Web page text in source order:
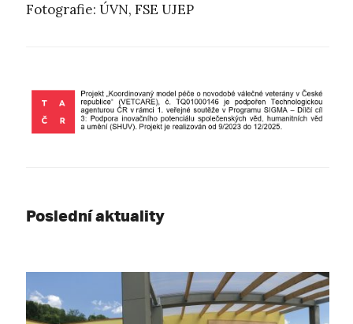
Fotografie: ÚVN, FSE UJEP
Poslední aktuality